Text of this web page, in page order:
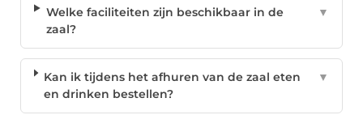
Welke faciliteiten zijn beschikbaar in de
zaal?
▼
Kan ik tijdens het afhuren van de zaal eten
en drinken bestellen?
▼